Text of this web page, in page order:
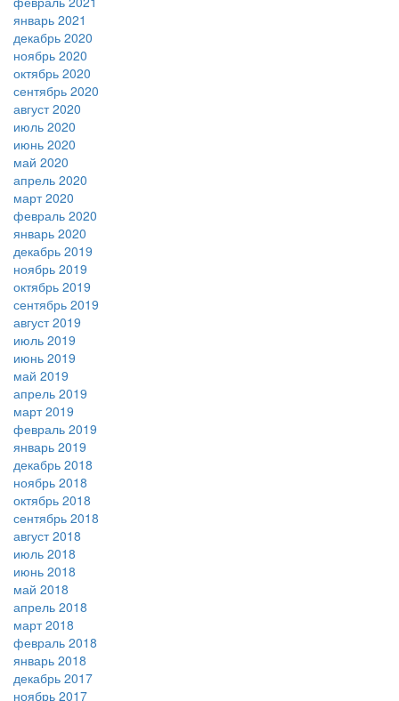
январь 2021
декабрь 2020
ноябрь 2020
октябрь 2020
сентябрь 2020
август 2020
июль 2020
июнь 2020
май 2020
апрель 2020
март 2020
февраль 2020
январь 2020
декабрь 2019
ноябрь 2019
октябрь 2019
сентябрь 2019
август 2019
июль 2019
июнь 2019
май 2019
апрель 2019
март 2019
февраль 2019
январь 2019
декабрь 2018
ноябрь 2018
октябрь 2018
сентябрь 2018
август 2018
июль 2018
июнь 2018
май 2018
апрель 2018
март 2018
февраль 2018
январь 2018
декабрь 2017
ноябрь 2017